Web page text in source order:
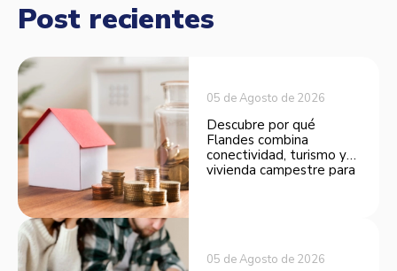
Post recientes
05 de Agosto de 2026
Descubre por qué
Flandes combina
conectividad, turismo y
vivienda campestre para
05 de Agosto de 2026